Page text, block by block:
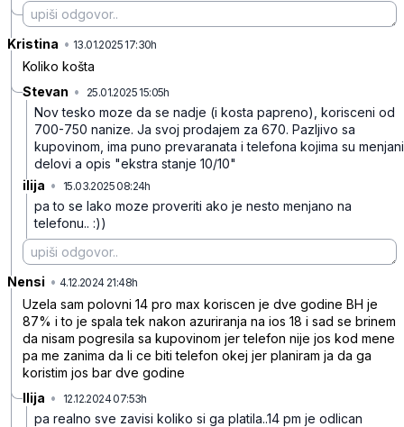
Kristina • 13.01.2025 17:30h
Koliko košta
Stevan • 25.01.2025 15:05h
Nov tesko moze da se nadje (i kosta papreno), korisceni od
700-750 nanize. Ja svoj prodajem za 670. Pazljivo sa
kupovinom, ima puno prevaranata i telefona kojima su menjani
delovi a opis "ekstra stanje 10/10"
ilija • 15.03.2025 08:24h
pa to se lako moze proveriti ako je nesto menjano na
telefonu.. :))
Nensi • 4.12.2024 21:48h
Uzela sam polovni 14 pro max koriscen je dve godine BH je
87% i to je spala tek nakon azuriranja na ios 18 i sad se brinem
da nisam pogresila sa kupovinom jer telefon nije jos kod mene
pa me zanima da li ce biti telefon okej jer planiram ja da ga
koristim jos bar dve godine
Ilija • 12.12.2024 07:53h
pa realno sve zavisi koliko si ga platila..14 pm je odlican